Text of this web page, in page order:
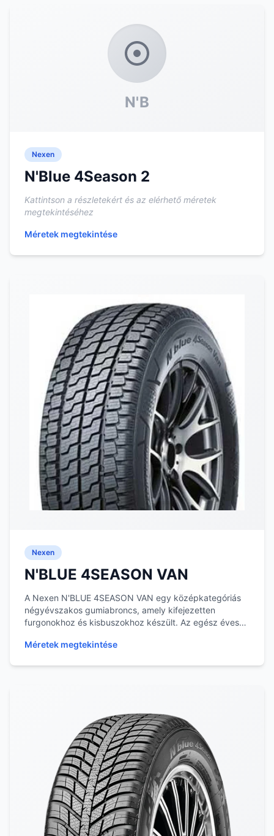
N'B
Nexen
N'Blue 4Season 2
Kattintson a részletekért és az elérhető méretek
megtekintéséhez
Méretek megtekintése
Nexen
N'BLUE 4SEASON VAN
A Nexen N'BLUE 4SEASON VAN egy középkategóriás
négyévszakos gumiabroncs, amely kifejezetten
furgonokhoz és kisbuszokhoz készült. Az egész éves
Méretek megtekintése